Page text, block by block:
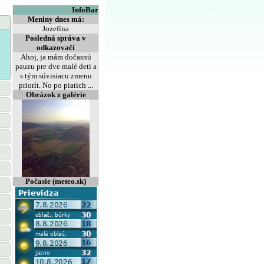
InfoBar
Meniny dnes má:
Jozefína
Posledná správa v
odkazovači
Ahoj, ja mám dočasnú
pauzu pre dve malé deti a
s tým súvisiacu zmenu
priorít. No po piatich ...
Obrázok z galérie
Počasie (meteo.sk)